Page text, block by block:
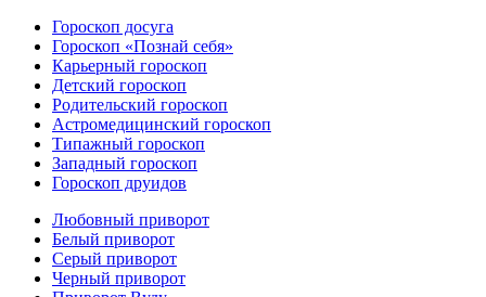
Гороскоп досуга
Гороскоп «Познай себя»
Карьерный гороскоп
Детский гороскоп
Родительский гороскоп
Астромедицинский гороскоп
Типажный гороскоп
Западный гороскоп
Гороскоп друидов
Любовный приворот
Белый приворот
Серый приворот
Черный приворот